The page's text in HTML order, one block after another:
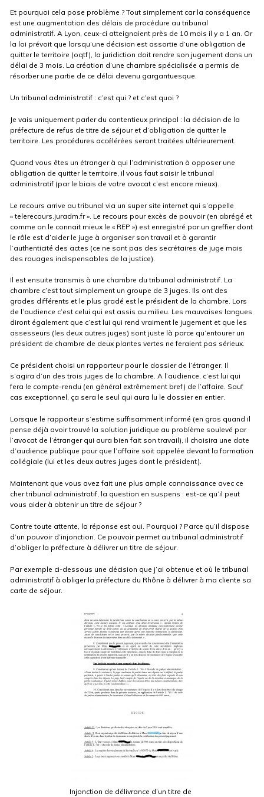
Et pourquoi cela pose problème ? Tout simplement car la conséquence
est une augmentation des délais de procédure au tribunal
administratif. A Lyon, ceux-ci atteignaient près de 10 mois il y a 1 an. Or
la loi prévoit que lorsqu’une décision est assortie d’une obligation de
quitter le territoire (oqtf), la juridiction doit rendre son jugement dans un
délai de 3 mois. La création d’une chambre spécialisée a permis de
résorber une partie de ce délai devenu gargantuesque.
Un tribunal administratif : c’est qui ? et c’est quoi ?
Je vais uniquement parler du contentieux principal : la décision de la
préfecture de refus de titre de séjour et d’obligation de quitter le
territoire. Les procédures accélérées seront traitées ultérieurement.
Quand vous êtes un étranger à qui l’administration à opposer une
obligation de quitter le territoire, il vous faut saisir le tribunal
administratif (par le biais de votre avocat c’est encore mieux).
Le recours arrive au tribunal via un super site internet qui s’appelle
« telerecours.juradm.fr ». Le recours pour excès de pouvoir (en abrégé et
comme on le connait mieux le « REP ») est enregistré par un greffier dont
le rôle est d’aider le juge à organiser son travail et à garantir
l’authenticité des actes (ce ne sont pas des secrétaires de juge mais
des rouages indispensables de la justice).
Il est ensuite transmis à une chambre du tribunal administratif. La
chambre c’est tout simplement un groupe de 3 juges. Ils ont des
grades différents et le plus gradé est le président de la chambre. Lors
de l’audience c’est celui qui est assis au milieu. Les mauvaises langues
diront également que c’est lui qui rend vraiment le jugement et que les
assesseurs (les deux autres juges) sont juste là parce qu’entourer un
président de chambre de deux plantes vertes ne feraient pas sérieux.
Ce président choisi un rapporteur pour le dossier de l’étranger. Il
s’agira d’un des trois juges de la chambre. A l’audience, c’est lui qui
fera le compte-rendu (en général extrêmement bref) de l’affaire. Sauf
cas exceptionnel, ça sera le seul qui aura lu le dossier en entier.
Lorsque le rapporteur s’estime suffisamment informé (en gros quand il
pense déjà avoir trouvé la solution juridique au problème soulevé par
l’avocat de l’étranger qui aura bien fait son travail), il choisira une date
d’audience publique pour que l’affaire soit appelée devant la formation
collégiale (lui et les deux autres juges dont le président).
Maintenant que vous avez fait une plus ample connaissance avec ce
cher tribunal administratif, la question en suspens : est-ce qu’il peut
vous aider à obtenir un titre de séjour ?
Contre toute attente, la réponse est oui. Pourquoi ? Parce qu’il dispose
d’un pouvoir d’injonction. Ce pouvoir permet au tribunal administratif
d’obliger la préfecture à délivrer un titre de séjour.
Par exemple ci-dessous une décision que j’ai obtenue et où le tribunal
administratif à obliger la préfecture du Rhône à délivrer à ma cliente sa
carte de séjour.
Injonction de délivrance d’un titre de